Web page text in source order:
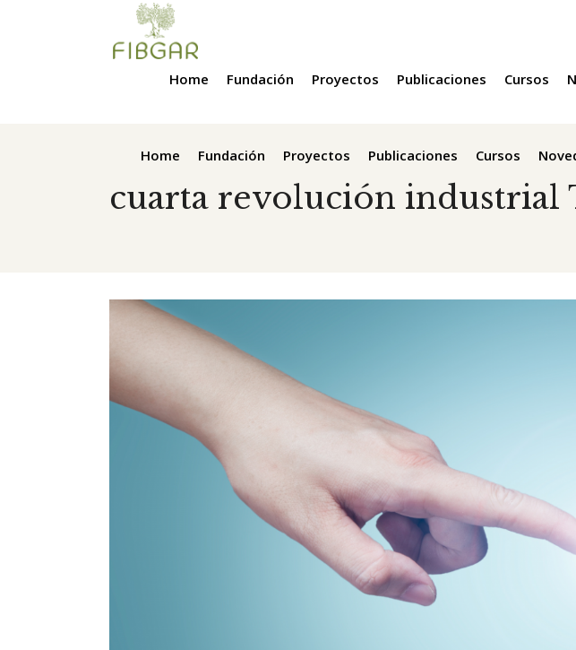
Home Fundación Proyectos Publicaciones Cursos
Home Fundación Proyectos Publicaciones Cursos
cuarta revolución industrial